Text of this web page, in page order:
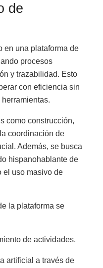
de
en una plataforma de
procesos
y trazabilidad. Esto
con eficiencia sin
como construcción,
coordinación de
Además, se busca
hispanohablante de
el uso masivo de
la plataforma se
de actividades.
artificial a través de